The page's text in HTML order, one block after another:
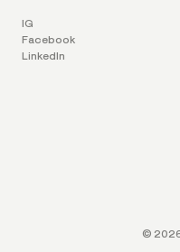
IG
Facebook
LinkedIn
©